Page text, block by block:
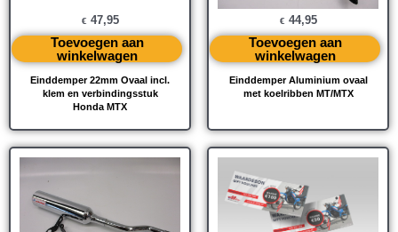
Einddemper 22mm Ovaal incl.
klem en verbindingsstuk
Honda MTX
€ 47,95
Toevoegen aan
winkelwagen
Einddemper Aluminium ovaal
met koelribben MT/MTX
€ 44,95
Toevoegen aan
winkelwagen